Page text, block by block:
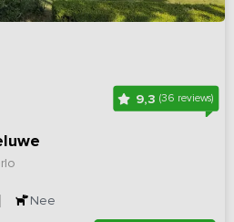
9,3 (36 reviews)
Nee